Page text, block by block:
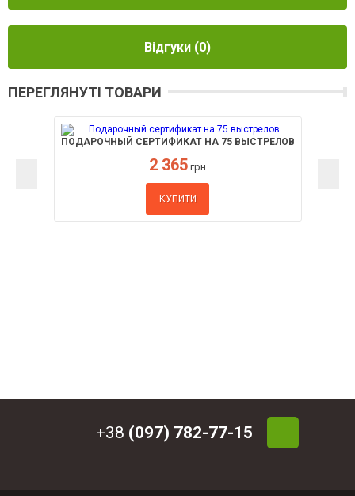
Відгуки (0)
ПЕРЕГЛЯНУТІ ТОВАРИ
ПОДАРОЧНЫЙ СЕРТИФИКАТ НА 75 ВЫСТРЕЛОВ
2 365 грн
КУПИТИ
+38 (097) 782-77-15